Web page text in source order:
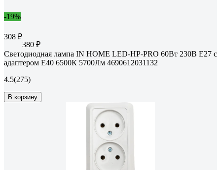
-19%
308 ₽
380 ₽
Светодиодная лампа IN HOME LED-HP-PRO 60Вт 230В E27 с
адаптером Е40 6500К 5700Лм 4690612031132
4.5(275)
В корзину